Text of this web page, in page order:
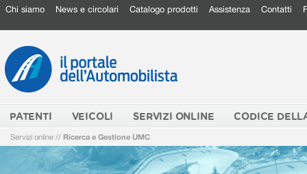
Chi siamo News e circolari Catalogo prodotti Assistenza Contatti
PATENTI VEICOLI SERVIZI ONLINE CODICE
Servizi online // Ricerca e Gestione UMC